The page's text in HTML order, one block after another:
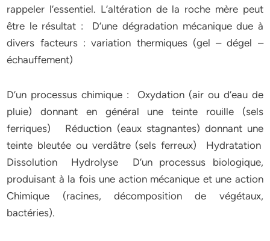
rappeler l’essentiel. L’altération de la roche mère peut
être le résultat : D’une dégradation mécanique due à
divers facteurs : variation thermiques (gel – dégel –
échauffement)
D’un processus chimique : Oxydation (air ou d’eau de
pluie) donnant en général une teinte rouille (sels
ferriques) Réduction (eaux stagnantes) donnant une
teinte bleutée ou verdâtre (sels ferreux) Hydratation
Dissolution Hydrolyse D’un processus biologique,
produisant à la fois une action mécanique et une action
Chimique (racines, décomposition de végétaux,
bactéries).